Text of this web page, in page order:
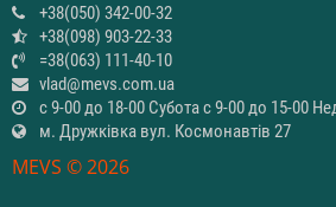
+38(050) 342-00-32
+38(098) 903-22-33
=38(063) 111-40-10
vlad@mevs.com.ua
с 9-00 до 18-00 Субота с 9-00 до 15-00
м. Дружківка вул. Космонавтів 27
MEVS © 2026